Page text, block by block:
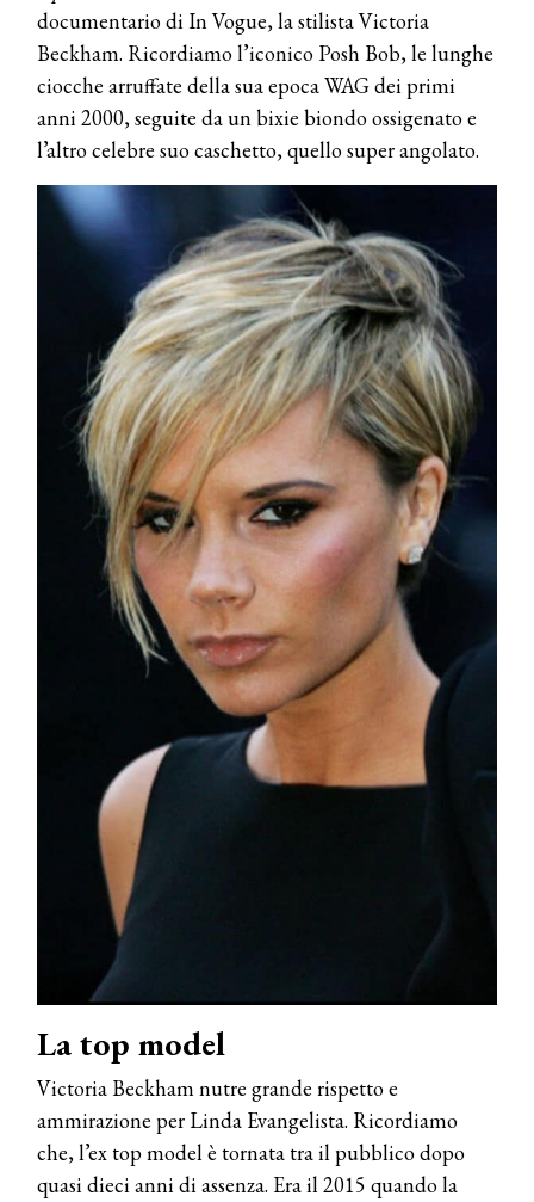
documentario di In Vogue, la stilista Victoria
Beckham. Ricordiamo l’iconico Posh Bob, le lunghe
ciocche arruffate della sua epoca WAG dei primi
anni 2000, seguite da un bixie biondo ossigenato e
l’altro celebre suo caschetto, quello super angolato.
La top model
Victoria Beckham nutre grande rispetto e
ammirazione per Linda Evangelista. Ricordiamo
che, l’ex top model è tornata tra il pubblico dopo
quasi dieci anni di assenza. Era il 2015 quando la